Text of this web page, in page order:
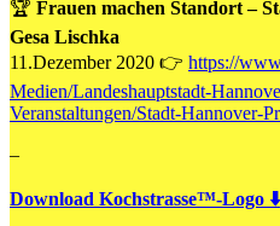
🏆 Frauen machen Standort –
Gesa Lischka
11.Dezember 2020 👉 https://
Medien/Landeshauptstadt-
Veranstaltungen/Stadt-Hannover-
–
Download Kochstrasse™-Logo ⬇️